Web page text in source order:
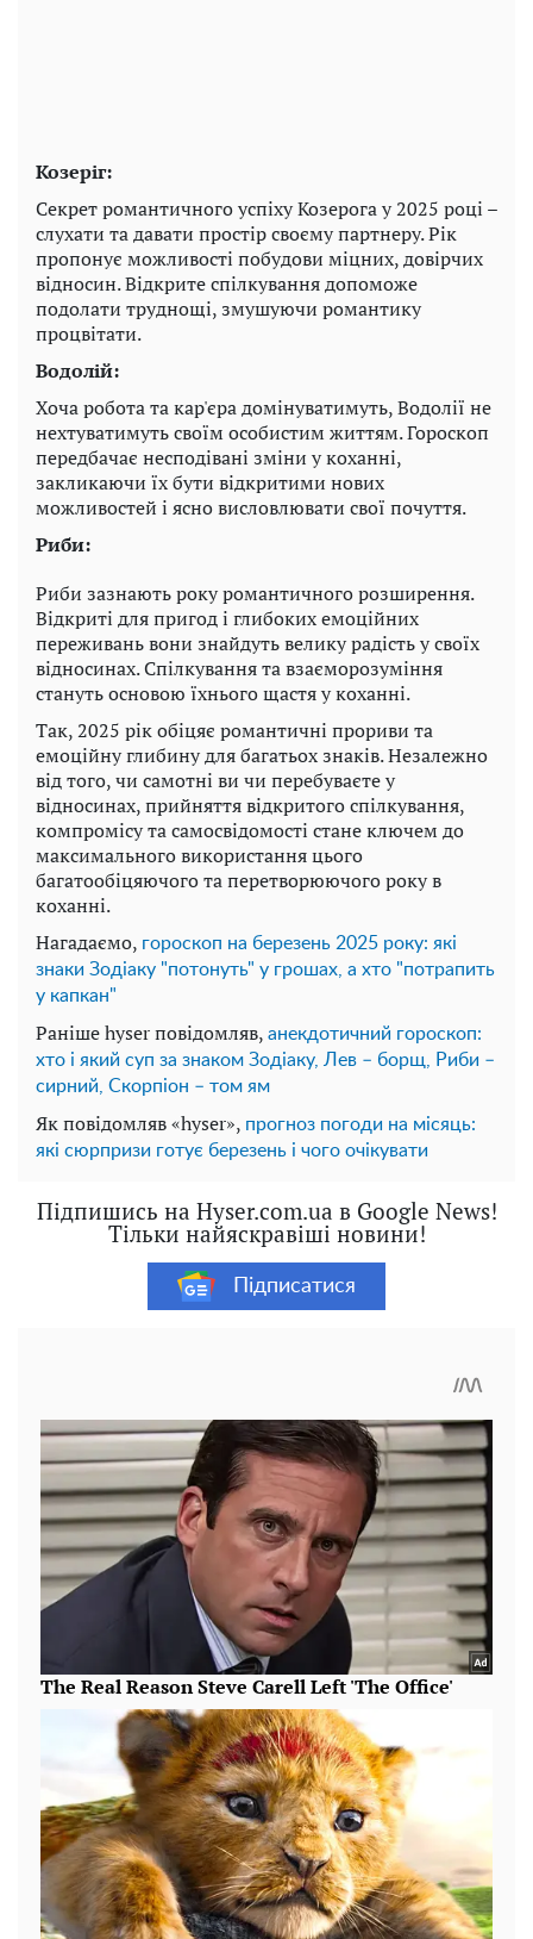
Козеріг:
Секрет романтичного успіху Козерога у 2025 році –
слухати та давати простір своєму партнеру. Рік
пропонує можливості побудови міцних, довірчих
відносин. Відкрите спілкування допоможе
подолати труднощі, змушуючи романтику
процвітати.
Водолій:
Хоча робота та кар'єра домінуватимуть, Водолії не
нехтуватимуть своїм особистим життям. Гороскоп
передбачає несподівані зміни у коханні,
закликаючи їх бути відкритими нових
можливостей і ясно висловлювати свої почуття.
Риби:
Риби зазнають року романтичного розширення.
Відкриті для пригод і глибоких емоційних
переживань вони знайдуть велику радість у своїх
відносинах. Спілкування та взаєморозуміння
стануть основою їхнього щастя у коханні.
Так, 2025 рік обіцяє романтичні прориви та
емоційну глибину для багатьох знаків. Незалежно
від того, чи самотні ви чи перебуваєте у
відносинах, прийняття відкритого спілкування,
компромісу та самосвідомості стане ключем до
максимального використання цього
багатообіцяючого та перетворюючого року в
коханні.
Нагадаємо, гороскоп на березень 2025 року: які
знаки Зодіаку "потонуть" у грошах, а хто "потрапить
у капкан"
Раніше hyser повідомляв, анекдотичний гороскоп:
хто і який суп за знаком Зодіаку, Лев – борщ, Риби –
сирний, Скорпіон – том ям
Як повідомляв «hyser», прогноз погоди на місяць:
які сюрпризи готує березень і чого очікувати
Підпишись на Hyser.com.ua в Google News!
Тільки найяскравіші новини!
Підписатися